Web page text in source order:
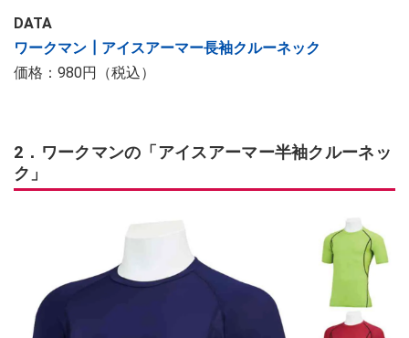
DATA
ワークマン┃アイスアーマー長袖クルーネック
価格：980円（税込）
2．ワークマンの「アイスアーマー半袖クルーネッ
ク」